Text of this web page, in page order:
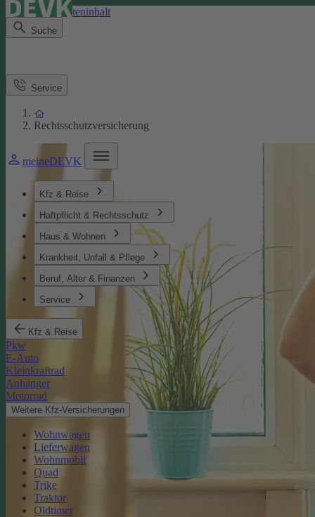
Direkt zum Seiteninhalt
Suche
meineDEVK
Kfz & Reise
Haftpflicht & Rechtsschutz
Haus & Wohnen
Krankheit, Unfall & Pflege
Beruf, Alter & Finanzen
Service
Kfz & Reise
Pkw
E-Auto
Kleinkraftrad
Anhänger
Motorrad
Weitere Kfz-Versicherungen
Wohnwagen
Lieferwagen
Wohnmobil
Quad
Trike
Traktor
Oldtimer
Service
Rechtsschutzversicherung